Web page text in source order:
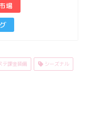
場
テ課金装備 シーズナル